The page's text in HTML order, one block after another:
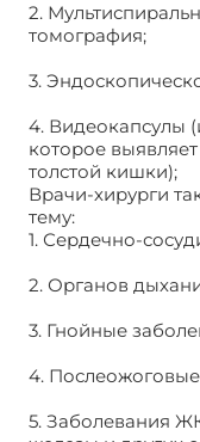
2.
томография;
3.
4. Видеокапсулы
которое
толстой кишки);
Врачи-хирурги
тему:
1. Сердечно-
2. Органов
3. Гнойные
4.
5. Заболевания